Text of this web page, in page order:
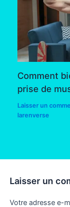
Comment
prise de
Laisser un
larenverse
Laisser un
Votre adresse e-